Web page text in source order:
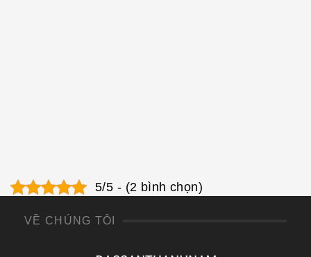
5/5 - (2 bình chọn)
VỀ CHÚNG TÔI